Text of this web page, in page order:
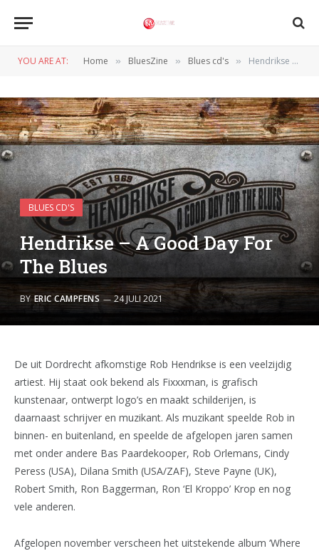
YOU ARE AT: Home » BluesZine » Blues cd's » Hendrikse – A Good Day For The Blues
BLUES CD'S
Hendrikse – A Good Day For
The Blues
BY ERIC CAMPFENS 24 JULI 2021
De uit Dordrecht afkomstige Rob Hendrikse is een veelzijdig
artiest. Hij staat ook bekend als Fixxxman, is grafisch
kunstenaar, ontwerpt logo’s en maakt schilderijen, is
daarnaast schrijver en muzikant. Als muzikant speelde Rob in
binnen- en buitenland, en speelde de afgelopen jaren samen
met onder andere Bas Paardekooper, Rob Orlemans, Cindy
Peress (USA), Dilana Smith (USA/ZAF), Steve Payne (UK),
Robert Smith, Ron Baggerman, Ron ‘El Kroppo’ Krop en nog
vele anderen.
Afgelopen november verscheen het uitstekende album ‘Where